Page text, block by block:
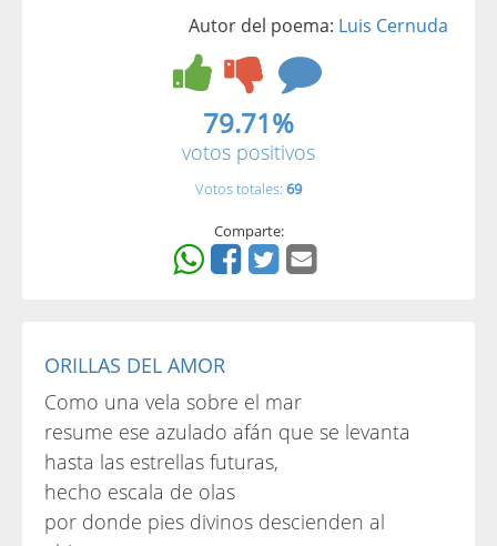
Autor del poema: Luis Cernuda
79.71%
votos positivos
Votos totales: 69
Comparte:
ORILLAS DEL AMOR
Como una vela sobre el mar
resume ese azulado afán que se levanta
hasta las estrellas futuras,
hecho escala de olas
por donde pies divinos descienden al